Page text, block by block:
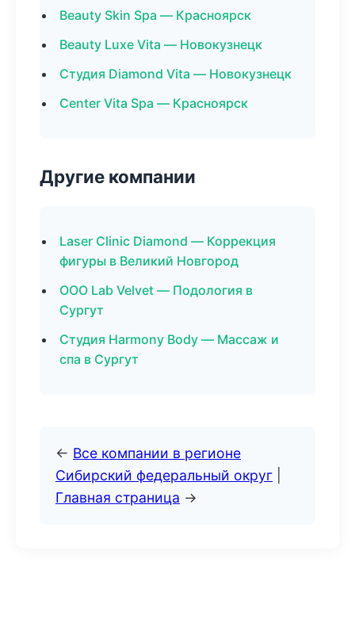
Beauty Skin Spa — Красноярск
Beauty Luxe Vita — Новокузнецк
Студия Diamond Vita — Новокузнецк
Center Vita Spa — Красноярск
Другие компании
Laser Clinic Diamond — Коррекция
фигуры в Великий Новгород
ООО Lab Velvet — Подология в
Сургут
Студия Harmony Body — Массаж и
спа в Сургут
← Все компании в регионе
Сибирский федеральный округ
Главная страница →